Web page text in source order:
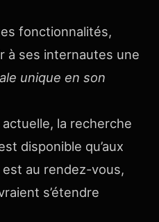
fonctionnalités,
à ses internautes une
unique en son
actuelle, la recherche
disponible qu’aux
est au rendez-vous,
s’étendre